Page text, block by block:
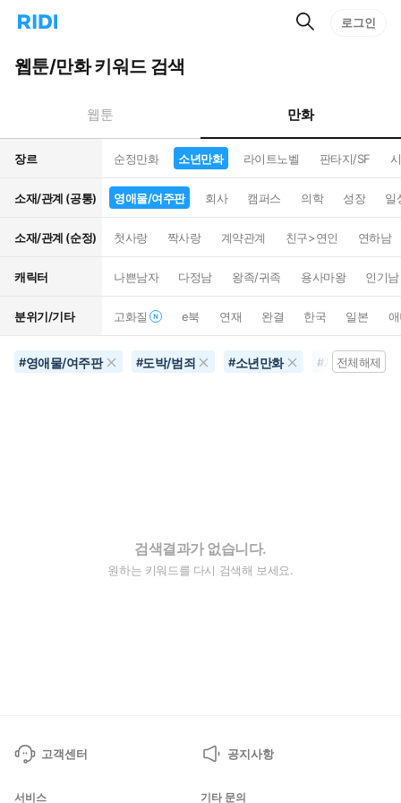
리
홈
으
턴
트
검
로그인
웹툰/만화 키워드 검색
웹툰 만화
장르 순정만화 소년만화 라이트노벨 판타지/SF
소재/관계 (공통) 영애물/여주판 회사 캠퍼스 의학 성장 일
소재/관계 (순정) 첫사랑 짝사랑 계약관계 친구>연인 연하남
캐릭터 나쁜남자 다정남 왕족/귀족 용사마왕 인기남
분위기/기타 고화질 e북 연재 완결 한국 일본
#영애물/여주판 #도박/범죄 #소년만화 #세계멸망
전체해제
검색결과가 없습니다.
원하는 키워드를 다시 검색해 보세요.
고객센터 공지사항
서비스 기타 문의